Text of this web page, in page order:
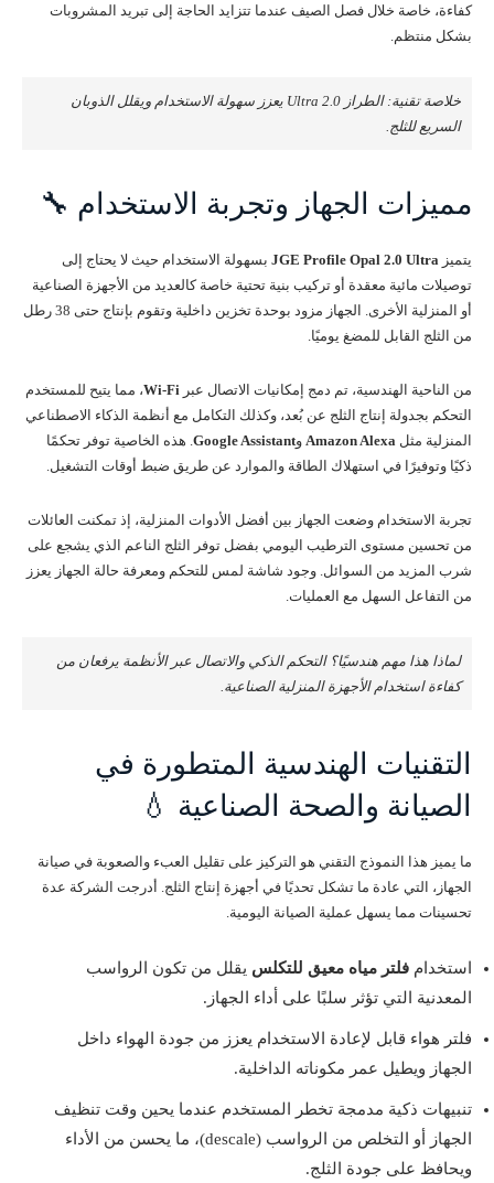
كفاءة، خاصة خلال فصل الصيف عندما تتزايد الحاجة إلى تبريد المشروبات
بشكل منتظم.
خلاصة تقنية: الطراز 2.0 Ultra يعزز سهولة الاستخدام ويقلل الذوبان
السريع للثلج.
مميزات الجهاز وتجربة الاستخدام 🔧
يتميز JGE Profile Opal 2.0 Ultra بسهولة الاستخدام حيث لا يحتاج إلى
توصيلات مائية معقدة أو تركيب بنية تحتية خاصة كالعديد من الأجهزة الصناعية
أو المنزلية الأخرى. الجهاز مزود بوحدة تخزين داخلية وتقوم بإنتاج حتى 38 رطل
من الثلج القابل للمضغ يوميًا.
من الناحية الهندسية، تم دمج إمكانيات الاتصال عبر Wi-Fi، مما يتيح للمستخدم
التحكم بجدولة إنتاج الثلج عن بُعد، وكذلك التكامل مع أنظمة الذكاء الاصطناعي
المنزلية مثل Amazon Alexa وGoogle Assistant . هذه الخاصية توفر تحكمًا
ذكيًا وتوفيرًا في استهلاك الطاقة والموارد عن طريق ضبط أوقات التشغيل.
تجربة الاستخدام وضعت الجهاز بين أفضل الأدوات المنزلية، إذ تمكنت العائلات
من تحسين مستوى الترطيب اليومي بفضل توفر الثلج الناعم الذي يشجع على
شرب المزيد من السوائل. وجود شاشة لمس للتحكم ومعرفة حالة الجهاز يعزز
من التفاعل السهل مع العمليات.
لماذا هذا مهم هندسيًا؟ التحكم الذكي والاتصال عبر الأنظمة يرفعان من
كفاءة استخدام الأجهزة المنزلية الصناعية.
التقنيات الهندسية المتطورة في
الصيانة والصحة الصناعية 💧
ما يميز هذا النموذج التقني هو التركيز على تقليل العبء والصعوبة في صيانة
الجهاز، التي عادة ما تشكل تحديًا في أجهزة إنتاج الثلج. أدرجت الشركة عدة
تحسينات مما يسهل عملية الصيانة اليومية.
استخدام فلتر مياه معيق للتكلس يقلل من تكون الرواسب
المعدنية التي تؤثر سلبًا على أداء الجهاز.
فلتر هواء قابل لإعادة الاستخدام يعزز من جودة الهواء داخل
الجهاز ويطيل عمر مكوناته الداخلية.
تنبيهات ذكية مدمجة تخطر المستخدم عندما يحين وقت تنظيف
الجهاز أو التخلص من الرواسب (descale)، ما يحسن من الأداء
ويحافظ على جودة الثلج.